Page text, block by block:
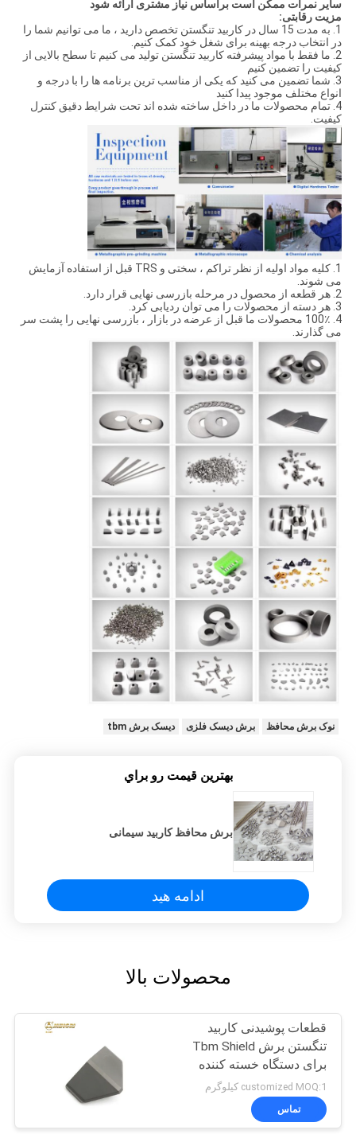
سایر نمرات ممکن است براساس نیاز مشتری ارائه شود
مزیت رقابتی:
1. به مدت 15 سال در کاربید تنگستن تخصص دارید ، ما می توانیم شما را
در انتخاب درجه بهینه برای شغل خود کمک کنیم.
2. ما فقط با مواد پیشرفته کاربید تنگستن تولید می کنیم تا سطح بالایی از
کیفیت را تضمین کنیم
3. شما تضمین می کنید که یکی از مناسب ترین برنامه ها را با درجه و
انواع مختلف موجود پیدا کنید
4. تمام محصولات ما در داخل ساخته شده اند تحت شرایط دقیق کنترل
کیفیت.
1. کلیه مواد اولیه از نظر تراکم ، سختی و TRS قبل از استفاده آزمایش
می شوند.
2. هر قطعه از محصول در مرحله بازرسی نهایی قرار دارد.
3. هر دسته از محصولات را می توان ردیابی کرد.
4. 100٪ محصولات ما قبل از عرضه در بازار ، بازرسی نهایی را پشت سر
می گذارند.
نوک برش محافظ برش دیسک فلزی دیسک برش tbm
بهترين قيمت رو براي
برش محافظ کاربید سیمانی
ادامه هید
محصولات بالا
قطعات پوشیدنی کاربید
تنگستن برش Tbm Shield
برای دستگاه خسته کننده
تونل
customized MOQ:1 کیلوگرم
تماس